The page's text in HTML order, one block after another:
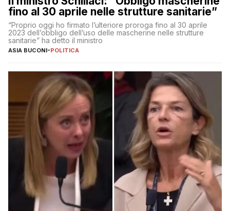
fino al 30 aprile nelle strutture sanitarie”
“Proprio oggi ho firmato l’ulteriore proroga fino al 30 aprile
2023 dell’obbligo dell’uso delle mascherine nelle strutture
sanitarie” ha detto il ministro
ASIA BUCONI-POLITICA